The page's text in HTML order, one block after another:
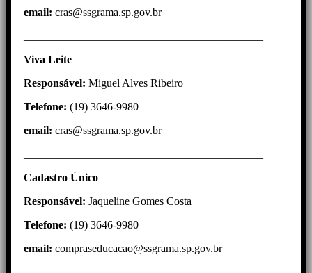
email: cras@ssgrama.sp.gov.br
Viva Leite
Responsável: Miguel Alves Ribeiro
Telefone: (19) 3646-9980
email: cras@ssgrama.sp.gov.br
Cadastro Único
Responsável: Jaqueline Gomes Costa
Telefone: (19) 3646-9980
email: compraseducacao@ssgrama.sp.gov.br